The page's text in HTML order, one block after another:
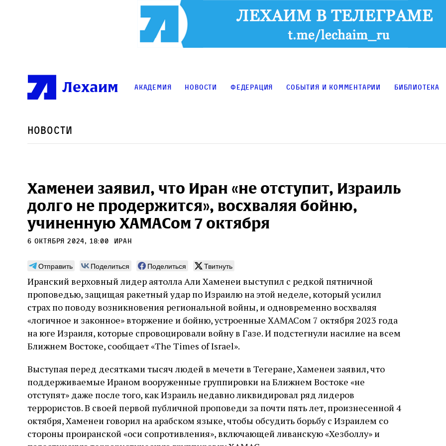
Лехаим Академия Новости Федерация События и комментарии Библиотека
Новости
Хаменеи заявил, что Иран «не отступит, Израиль
долго не продержится», восхваляя бойню,
учиненную ХАМАСом 7 октября
6 октября 2024, 18:00 Иран
Отправить Поделиться Поделиться Твитнуть
Иранский верховный лидер аятолла Али Хаменеи выступил с редкой пятничной
проповедью, защищая ракетный удар по Израилю на этой неделе, который усилил
страх по поводу возникновения региональной войны, и одновременно восхваляя
«логичное и законное» вторжение и бойню, устроенные ХАМАСом 7 октября 2023 года
на юге Израиля, которые спровоцировали войну в Газе. И подстегнули насилие на всем
Ближнем Востоке, сообщает «The Times of Israel».
Выступая перед десятками тысяч людей в мечети в Тегеране, Хаменеи заявил, что
поддерживаемые Ираном вооруженные группировки на Ближнем Востоке «не
отступят» даже после того, как Израиль недавно ликвидировал ряд лидеров
террористов. В своей первой публичной проповеди за почти пять лет, произнесенной 4
октября, Хаменеи говорил на арабском языке, чтобы обсудить борьбу с Израилем со
стороны проиранской «оси сопротивления», включающей ливанскую «Хезболлу» и
Погромы 1929 года:
неделя, изменившая
судьбу еврейского ишува
Примерно за полторы недели до начала
погромов Ребе совершал поездку по святым
местам Эрец‑Исраэль. Он посетил, в
стену. Он, несомненно, почувствовал
необычайное напряжение и сознательно
отказался приходить к Стене в Тиша бе‑Ав,
чтобы не собирать вокруг себя большое
количество хасидов и жителей города и тем
самым не усиливать напряжённость
5 августа Проверено временем Александр
Монтажник фирмы «Топф
и сыновья»
По мере того как росло количество
концентрационных лагерей и узников
становилось все больше, без кремационных
печей Прюфера было не обойтись. Cжигая
оставались верны своему архаичному культу
смерти, но и скрывали от населения соседних
городов, сколько узников погибало каждый
день в этих жутких местах
2 августа Неразрезанные страницы
Фредиано Сесси. Перевод с итальянского
Ксении Тименчик
Еврейская звезда
Буэнос‑Айреса
В этой атмосфере напряжения
символический жест: в
Фалькона и звездой Давида с
иврите. Это был акт
лояльности: демонстрация
еврейская община не
осуждает радикалов и
признанной частью
7 августа